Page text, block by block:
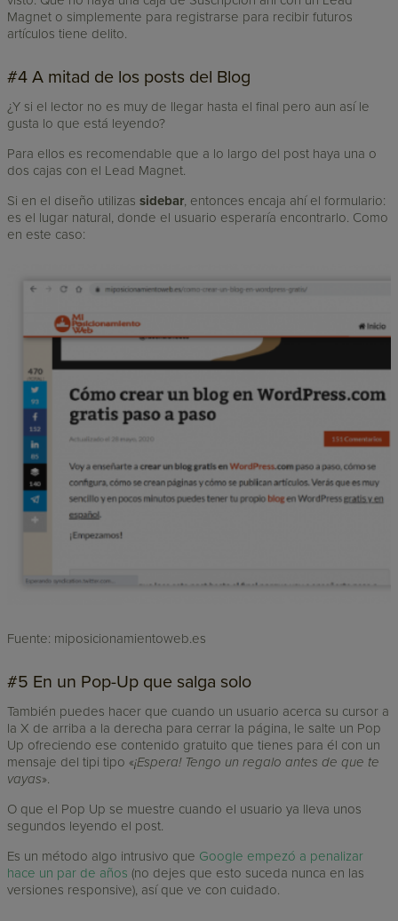
Magnet o simplemente para registrarse para recibir futuros
artículos tiene delito.
#4 A mitad de los posts del Blog
¿Y si el lector no es muy de llegar hasta el final pero aun así le
gusta lo que está leyendo?
Para ellos es recomendable que a lo largo del post haya una o
dos cajas con el Lead Magnet.
Si en el diseño utilizassidebar, entonces encaja ahí el formulario:
es el lugar natural, donde el usuario esperaría encontrarlo. Como
en este caso:
Fuente: miposicionamientoweb.es
#5 En un Pop-Up que salga solo
También puedes hacer que cuando un usuario acerca su cursor a
la X de arriba a la derecha para cerrar la página, le salte un Pop
Up ofreciendo ese contenido gratuito que tienes para él con un
mensaje del tipi tipo «¡Espera! Tengo un regalo antes de que te
vayas».
O que el Pop Up se muestre cuando el usuario ya lleva unos
segundos leyendo el post.
Es un método algo intrusivo que Google empezó a penalizar
hace un par de años (no dejes que esto suceda nunca en las
versiones responsive), así que ve con cuidado.